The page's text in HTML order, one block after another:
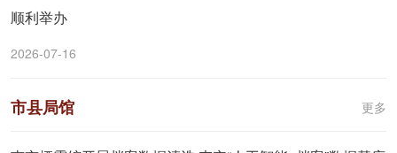
顺利举办
2026-07-16
市县局馆 更多